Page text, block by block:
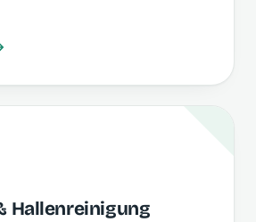
Hallenreinigung